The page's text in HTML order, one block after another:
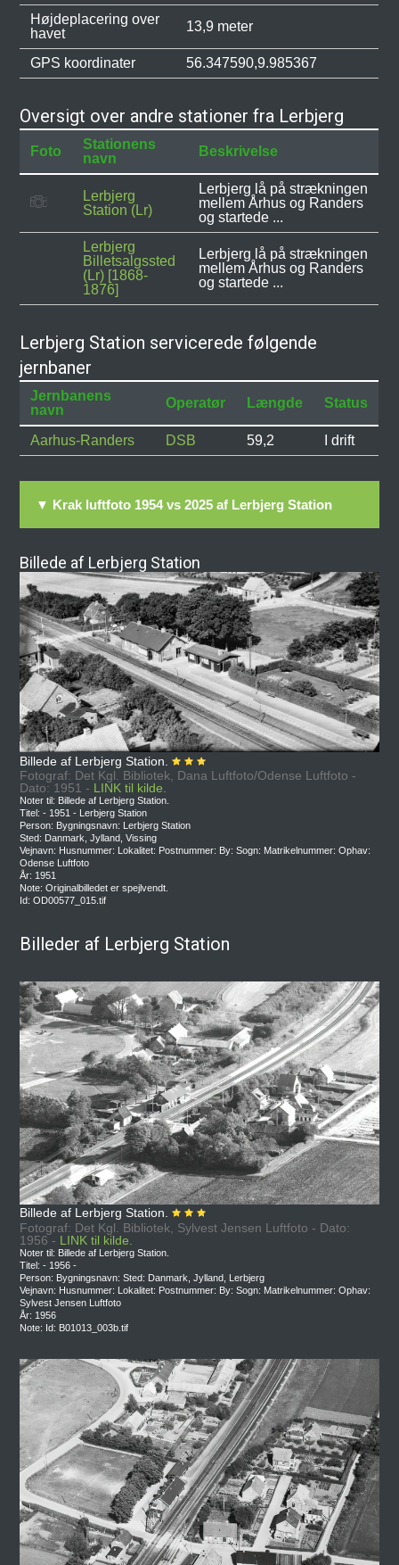
Højdeplacering over
havet
13,9 meter
GPS koordinater 56.347590,9.985367
Oversigt over andre stationer fra Lerbjerg
Foto
Stationens
navn
Beskrivelse
Lerbjerg
Station (Lr)
Lerbjerg lå på strækningen
mellem Århus og Randers
og startede ...
Lerbjerg
Billetsalgssted
(Lr) [1868-
1876]
Lerbjerg lå på strækningen
mellem Århus og Randers
og startede ...
Lerbjerg Station servicerede følgende
jernbaner
Jernbanens
navn
Operatør Længde Status
Aarhus-Randers DSB 59,2 I drift
▼ Krak luftfoto 1954 vs 2025 af Lerbjerg Station
Billede af Lerbjerg Station
Billede af Lerbjerg Station.
Fotograf: Det Kgl. Bibliotek, Dana Luftfoto/Odense Luftfoto -
Dato: 1951 - LINK til kilde.
Noter til: Billede af Lerbjerg Station.
Titel: - 1951 - Lerbjerg Station
Person: Bygningsnavn: Lerbjerg Station
Sted: Danmark, Jylland, Vissing
Vejnavn: Husnummer: Lokalitet: Postnummer: By: Sogn: Matrikelnummer: Ophav:
Odense Luftfoto
År: 1951
Note: Originalbilledet er spejlvendt.
Id: OD00577_015.tif
Billeder af Lerbjerg Station
Billede af Lerbjerg Station.
Fotograf: Det Kgl. Bibliotek, Sylvest Jensen Luftfoto - Dato:
1956 - LINK til kilde.
Noter til: Billede af Lerbjerg Station.
Titel: - 1956 -
Person: Bygningsnavn: Sted: Danmark, Jylland, Lerbjerg
Vejnavn: Husnummer: Lokalitet: Postnummer: By: Sogn: Matrikelnummer: Ophav:
Sylvest Jensen Luftfoto
År: 1956
Note: Id: B01013_003b.tif